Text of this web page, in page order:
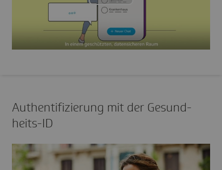
Play
Video
Authen­ti­fi­zie­rung mit der Gesund­
heits-ID